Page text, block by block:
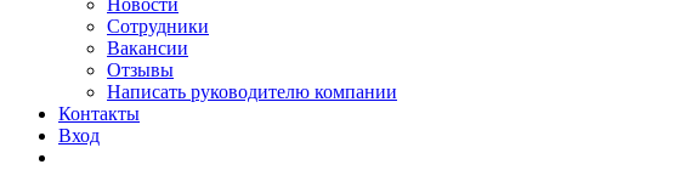
Новости
Сотрудники
Вакансии
Отзывы
Написать руководителю компании
Контакты
Вход